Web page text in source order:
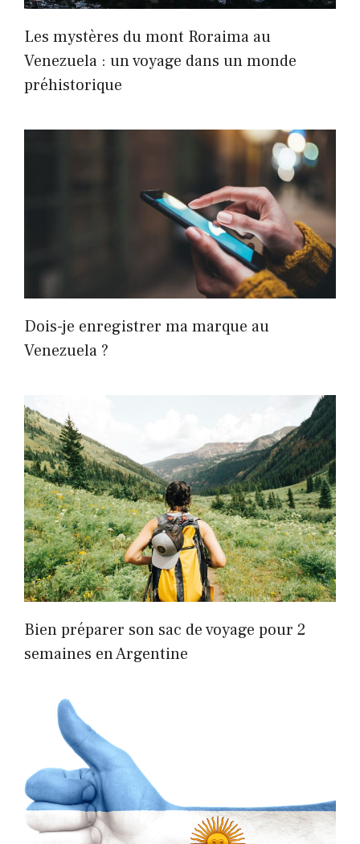
Les mystères du mont Roraima au
Venezuela : un voyage dans un monde
préhistorique
Dois-je enregistrer ma marque au
Venezuela ?
Bien préparer son sac de voyage pour 2
semaines en Argentine